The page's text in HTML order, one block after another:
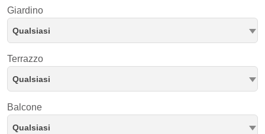
Giardino
Qualsiasi
Terrazzo
Qualsiasi
Balcone
Qualsiasi